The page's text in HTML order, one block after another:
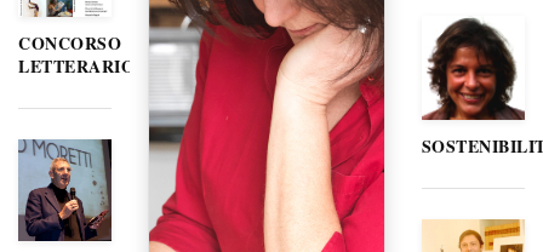
CONCORSO
LETTERARIO